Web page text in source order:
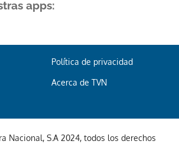
suscribirte a nuestro boletín.
ACEPTAR
apps:
Política de privacidad
Acerca de TVN
Nacional, S.A 2024, todos los derechos